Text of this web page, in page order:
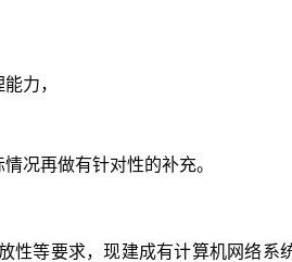
力，
况再做有针对性的补充。
性等要求，现建成有计算机网络系